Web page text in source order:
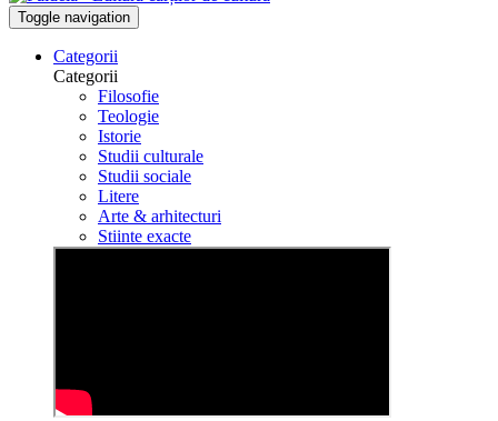
Toggle navigation
Categorii
Categorii
Filosofie
Teologie
Istorie
Studii culturale
Studii sociale
Litere
Arte & arhitecturi
Stiinte exacte